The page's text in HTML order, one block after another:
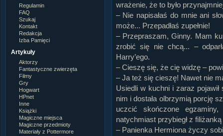
Regulamin
FAQ
Szukaj
Kontakt
Redakcja
Izba Pamięci
Artykuły
Aktorzy
Fantastyczne zwierzęta
Filmy
Gry
Hogwart
HPnet
Inne
Książki
Magiczne miejsca
Magiczne przedmioty
Materiały z Pottermore
wrażenie, że to było
– Nie napisałaś do mnie ani
może... Przepadłaś zupełnie!
– Przepraszam, Ginny. Mam
zrobić się nie chcą... –
Harry’ego.
– Cieszę się, że cię widzę –
– Ja też się cieszę! Nawet nie
Usiedli w kuchni i zaraz
nim i dostała olbrzymią porcję
uczcić skończone
natychmiast przybiegł z
– Panienka Hermiona życzy